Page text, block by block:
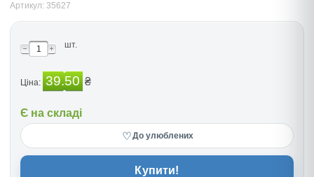
Артикул: 35627
шт.
Ціна: 39.50 ₴
Є на складі
♡До улюблених
Купити!